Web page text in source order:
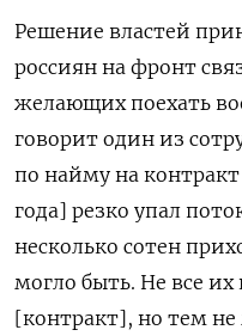
Решение властей
россиян на фронт
желающих поехать
говорит один из
по найму на
года] резко упал
несколько сотен
могло быть. Не все
[контракт], но тем